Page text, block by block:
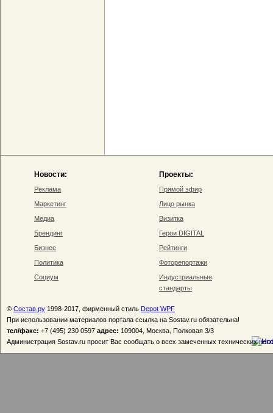
Новости:
Реклама
Маркетинг
Медиа
Брендинг
Бизнес
Политика
Социум
Проекты:
Прямой эфир
Лицо рынка
Визитка
Герои DIGITAL
Рейтинги
Фоторепортажи
Индустриальные
стандарты
© Состав.ру 1998-2017, фирменный стиль Depot WPF
При использовании материалов портала ссылка на Sostav.ru обязательна!
тел/факс: +7 (495) 230 0597 адрес: 109004, Москва, Полковая 3/3
Администрация Sostav.ru просит Вас сообщать о всех замеченных технических